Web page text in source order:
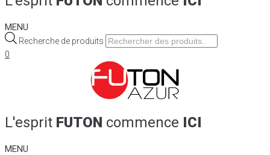
MENU
Recherche de produits
0
L'esprit FUTON commence ICI
MENU